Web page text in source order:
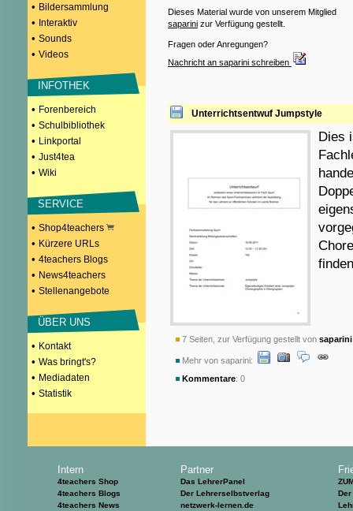
• Bildersammlung
• Interaktiv
• Sounds
• Videos
INFOTHEK
• Forenbereich
• Schulbibliothek
• Linkportal
• Just4tea
• Wiki
SERVICE
• Shop4teachers
• Kürzere URLs
• 4teachers Blogs
• News4teachers
• Stellenangebote
ÜBER UNS
• Kontakt
• Was bringt's?
• Mediadaten
• Statistik
Dieses Material wurde von unserem Mitglied
saparini zur Verfügung gestellt.
Fragen oder Anregungen?
Nachricht an saparini schreiben
Unterrichtsentwuf Jumpstyle
Dies
7 Seiten, zur Verfügung gestellt von saparini
Mehr von saparini:
Kommentare: 0
Intern
4teachers Shop
4teachers Blogs
4teachers News
Partner
Das LehrerPanel
Der Lehrerselbstverlag
netzwerk-lernen.de